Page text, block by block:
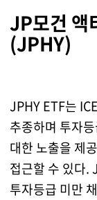
JP모건 액
(JPHY)
JPHY ETF는
추종하며 투자
대한 노출을 제
접근할 수 있다.
투자등급 미만